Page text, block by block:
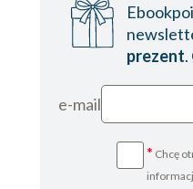
prezent
e-mail
* Chcę